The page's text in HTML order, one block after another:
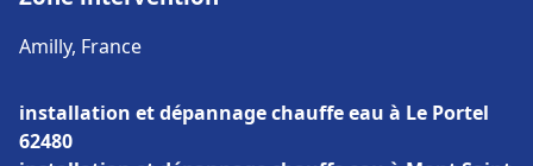
Amilly, France
installation et dépannage chauffe eau à Le Portel
62480